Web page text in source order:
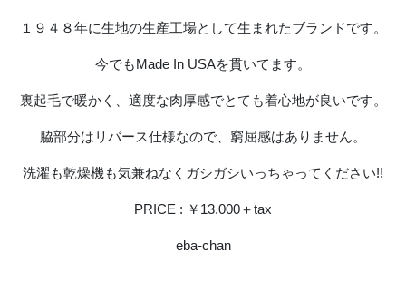
１９４８年に生地の生産工場として生まれたブランドです。
今でもMade In USAを貫いてます。
裏起毛で暖かく、適度な肉厚感でとても着心地が良いです。
脇部分はリバース仕様なので、窮屈感はありません。
洗濯も乾燥機も気兼ねなくガシガシいっちゃってください!!
PRICE : ￥13.000＋tax
eba-chan